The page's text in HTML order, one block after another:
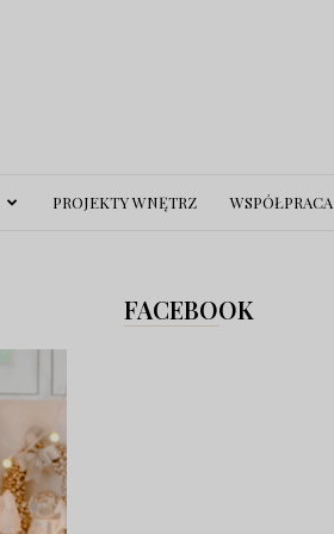
PROJEKTY WNĘTRZ WSPÓŁPRACA
FACEBOOK